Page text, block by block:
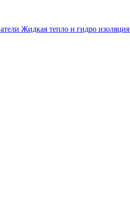
Жидкая тепло и гидро изоляция